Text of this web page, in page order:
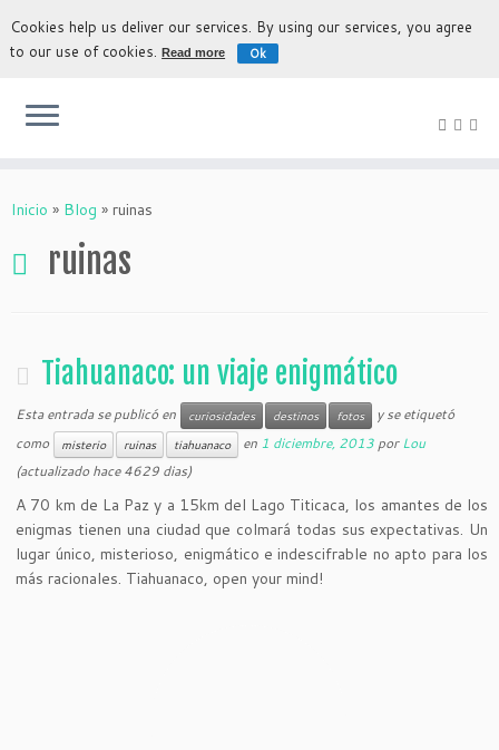
La experiencia más auténtica para descubrir Bolivia
Inicio » Blog » ruinas
ruinas
Tiahuanaco: un viaje enigmático
Esta entrada se publicó en curiosidades destinos fotos
y se etiquetó
como
misterio ruinas tiahuanaco en 1 diciembre, 2013 porLou
(actualizado hace 4629 dias)
A 70 km de La Paz y a 15km del Lago Titicaca, los amantes de los
enigmas tienen una ciudad que colmará todas sus expectativas. Un
lugar único, misterioso, enigmático e indescifrable no apto para los
más racionales. Tiahuanaco, open your mind!
Cookies help us deliver our services. By using our services, you agree
to our use of cookies.Read more Ok